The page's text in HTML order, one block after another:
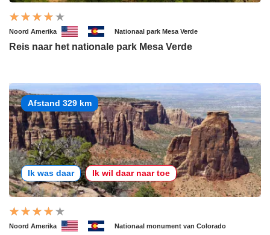
Noord Amerika Nationaal park Mesa Verde
Reis naar het nationale park Mesa Verde
Afstand 329 km
Ik was daar Ik wil daar naar toe
Noord Amerika Nationaal monument van Colorado